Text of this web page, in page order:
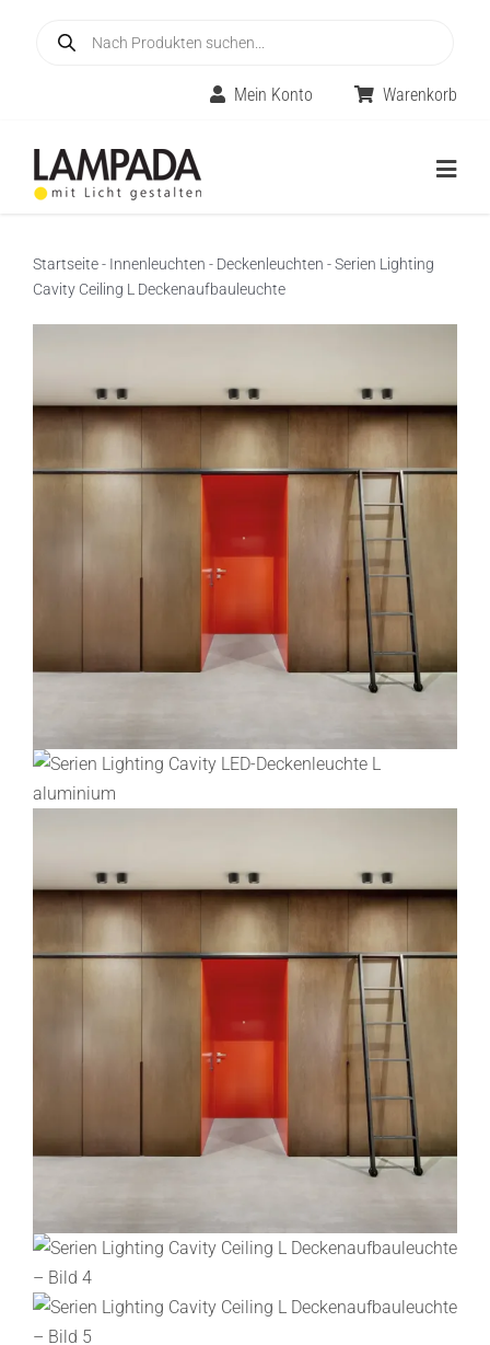
search
Mein Konto Warenkorb
Online-Shop
Räume
Außenleuchten
Lichtplanung
Referenzen
Marken
Ratgeber
Startseite- Innenleuchten - Deckenleuchten -Serien Lighting
Cavity Ceiling L Deckenaufbauleuchte